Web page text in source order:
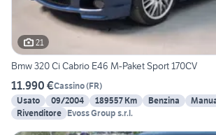
21
Bmw 320 Ci Cabrio E46 M-Paket Sport 170CV
11.990 €Cassino(FR)
Usato
09/2004 189557 Km Benzina
Rivenditore Evoss Group s.r.l.